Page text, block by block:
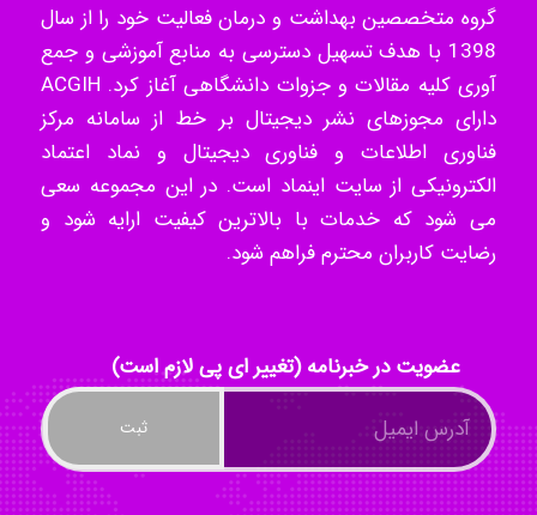
k.aryan
ilhan200
Radman Amini
گروه متخصصین بهداشت و درمان فعالیت خود را از سال
1398 با هدف تسهیل دسترسی به منابع آموزشی و جمع
آوری کلیه مقالات و جزوات دانشگاهی آغاز کرد. ACGIH
دارای مجوزهای نشر دیجیتال بر خط از سامانه مرکز
فناوری اطلاعات و فناوری دیجیتال و نماد اعتماد
الکترونیکی از سایت اینماد است. در این مجموعه سعی
می شود که خدمات با بالاترین کیفیت ارایه شود و
رضایت کاربران محترم فراهم شود.
عضویت در خبرنامه (تغییر ای پی لازم است)